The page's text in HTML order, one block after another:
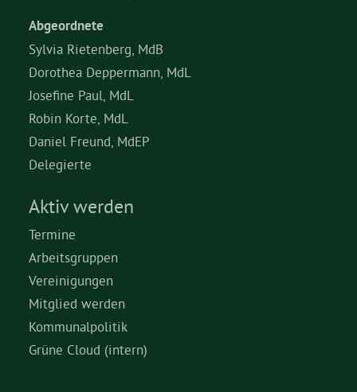
Abgeordnete
Sylvia Rietenberg, MdB
Dorothea Deppermann, MdL
Josefine Paul, MdL
Robin Korte, MdL
Daniel Freund, MdEP
Delegierte
Aktiv werden
Termine
Arbeitsgruppen
Vereinigungen
Mitglied werden
Kommunalpolitik
Grüne Cloud (intern)